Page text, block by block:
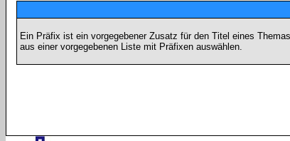
Ein Präfix ist ein vorgegebener Zusatz für den Titel eines
aus einer vorgegebenen Liste mit Präfixen auswählen.